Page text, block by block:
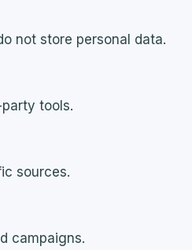
not store personal data.
tools.
sources.
campaigns.